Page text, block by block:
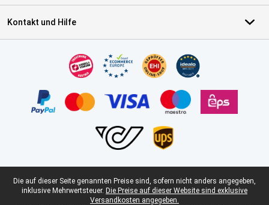
Kontakt und Hilfe
Juristische Fußzeile
Die auf dieser Seite genannten Preise sind, sofern nicht anders angegeben,
inklusive Mehrwertsteuer. Die Preise auf dieser Website sind exklusive
Versandkosten angegeben.